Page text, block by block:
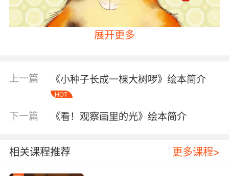
展开更多
上一篇 《小种子长成一棵大树啰》绘本简介
HOT
下一篇 《看！观察画里的光》绘本简介
相关课程推荐 更多课程>